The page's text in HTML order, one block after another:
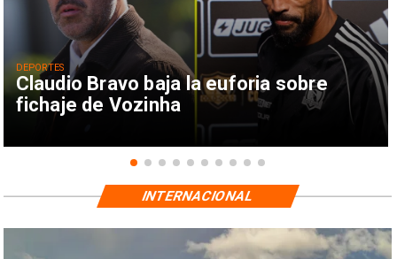
Claudio Bravo baja la euforia sobre
fichaje de Vozinha
DEPORTES
INTERNACIONAL